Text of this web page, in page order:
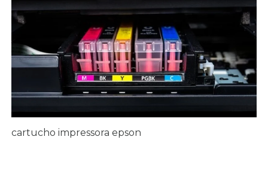
cartucho impressora epson